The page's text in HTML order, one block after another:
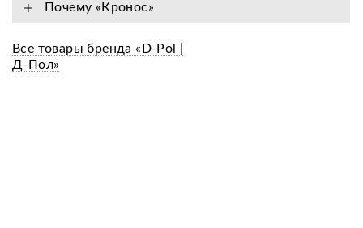
Почему «Кронос»
Все товары бренда «D-Pol |
Д-Пол»